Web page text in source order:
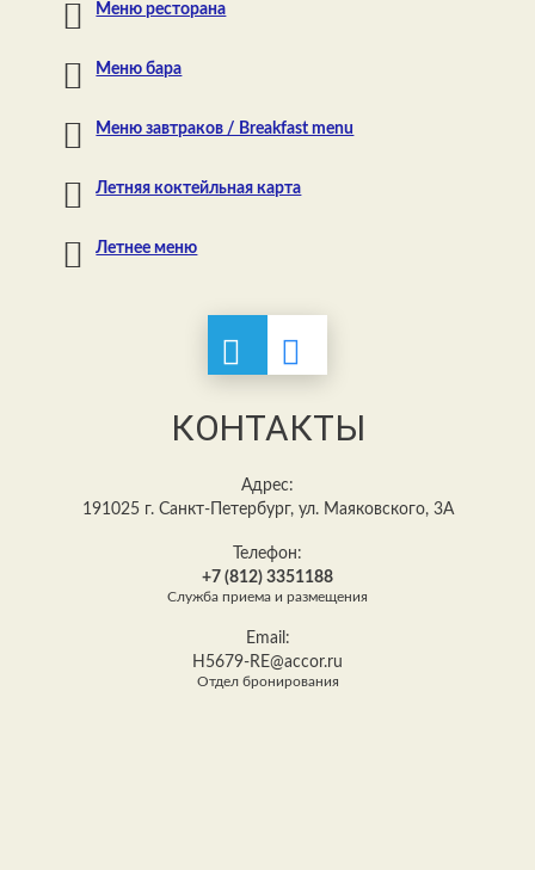
Меню ресторана
Меню бара
Меню завтраков / Breakfast menu
Летняя коктейльная карта
Летнее меню
КОНТАКТЫ
Адрес:
191025 г. Санкт-Петербург, ул. Маяковского, 3А
Телефон:
+7 (812) 3351188
Служба приема и размещения
Email:
H5679-RE@accor.ru
Отдел бронирования